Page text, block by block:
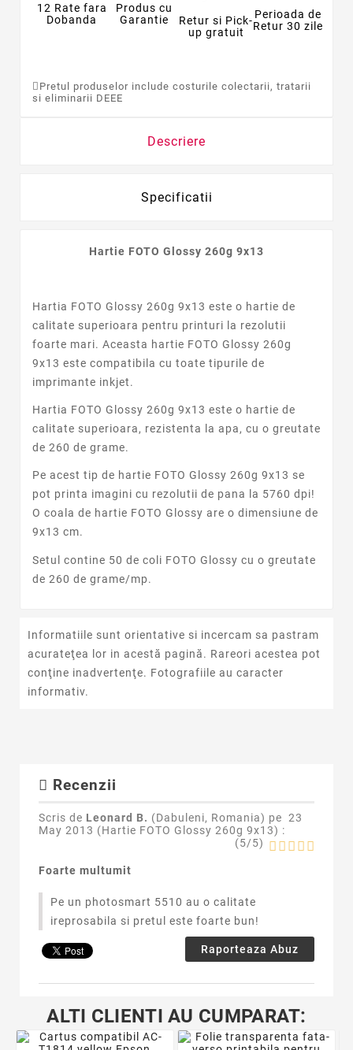
12 Rate fara
Dobanda
Produs cu
Garantie
Retur si Pick-
up gratuit
Perioada de
Retur 30 zile
Pretul produselor include costurile colectarii, tratarii
si eliminarii DEEE
Descriere
Specificatii
Hartie FOTO Glossy 260g 9x13
Hartia FOTO Glossy 260g 9x13 este o hartie de
calitate superioara pentru printuri la rezolutii
foarte mari. Aceasta hartie FOTO Glossy 260g
9x13 este compatibila cu toate tipurile de
imprimante inkjet.
Hartia FOTO Glossy 260g 9x13 este o hartie de
calitate superioara, rezistenta la apa, cu o greutate
de 260 de grame.
Pe acest tip de hartie FOTO Glossy 260g 9x13 se
pot printa imagini cu rezolutii de pana la 5760 dpi!
O coala de hartie FOTO Glossy are o dimensiune de
9x13 cm.
Setul contine 50 de coli FOTO Glossy cu o greutate
de 260 de grame/mp.
Informatiile sunt orientative si incercam sa pastram
acurateţea lor in acestă pagină. Rareori acestea pot
conţine inadvertenţe. Fotografiile au caracter
informativ.
Recenzii
Scris de Leonard B. (Dabuleni, Romania) pe 23
May 2013 (Hartie FOTO Glossy 260g 9x13) :
(5/5)
Foarte multumit
Pe un photosmart 5510 au o calitate
ireprosabila si pretul este foarte bun!
Raporteaza Abuz
ALTI CLIENTI AU CUMPARAT: